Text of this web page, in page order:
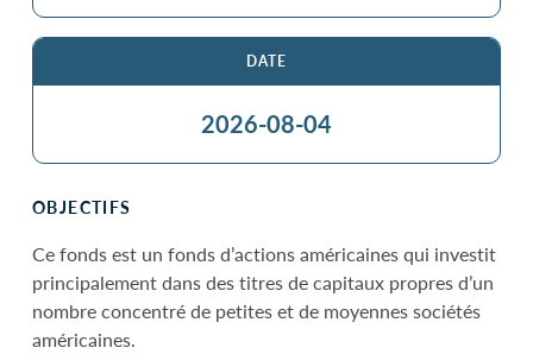
DATE
2026-08-04
OBJECTIFS
Ce fonds est un fonds d’actions américaines qui investit
principalement dans des titres de capitaux propres d’un
nombre concentré de petites et de moyennes sociétés
américaines.